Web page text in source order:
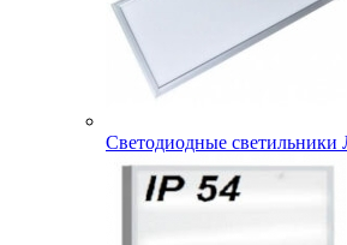
Светодиодные